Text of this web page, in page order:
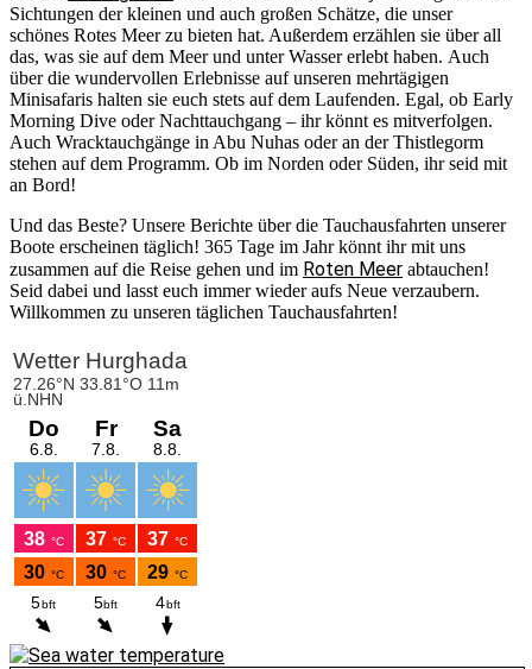
Sichtungen der kleinen und auch großen Schätze, die unser
schönes Rotes Meer zu bieten hat. Außerdem erzählen sie über all
das, was sie auf dem Meer und unter Wasser erlebt haben. Auch
über die wundervollen Erlebnisse auf unseren mehrtägigen
Minisafaris halten sie euch stets auf dem Laufenden. Egal, ob Early
Morning Dive oder Nachttauchgang – ihr könnt es mitverfolgen.
Auch Wracktauchgänge in Abu Nuhas oder an der Thistlegorm
stehen auf dem Programm. Ob im Norden oder Süden, ihr seid mit
an Bord!
Und das Beste? Unsere Berichte über die Tauchausfahrten unserer
Boote erscheinen täglich! 365 Tage im Jahr könnt ihr mit uns
zusammen auf die Reise gehen und im Roten Meer abtauchen!
Seid dabei und lasst euch immer wieder aufs Neue verzaubern.
Willkommen zu unseren täglichen Tauchausfahrten!